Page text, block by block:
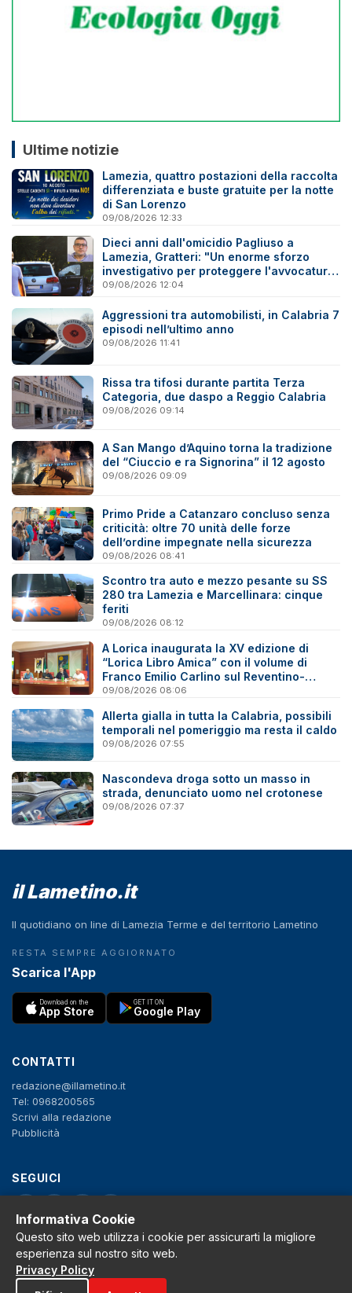
Ultime notizie
Lamezia, quattro postazioni della raccolta
differenziata e buste gratuite per la notte
di San Lorenzo
09/08/2026 12:33
Dieci anni dall'omicidio Pagliuso a
Lamezia, Gratteri: "Un enorme sforzo
investigativo per proteggere l'avvocatura
onesta"
09/08/2026 12:04
Aggressioni tra automobilisti, in Calabria 7
episodi nell’ultimo anno
09/08/2026 11:41
Rissa tra tifosi durante partita Terza
Categoria, due daspo a Reggio Calabria
09/08/2026 09:14
A San Mango d’Aquino torna la tradizione
del “Ciuccio e ra Signorina” il 12 agosto
09/08/2026 09:09
Primo Pride a Catanzaro concluso senza
criticità: oltre 70 unità delle forze
dell’ordine impegnate nella sicurezza
09/08/2026 08:41
Scontro tra auto e mezzo pesante su SS
280 tra Lamezia e Marcellinara: cinque
feriti
09/08/2026 08:12
A Lorica inaugurata la XV edizione di
“Lorica Libro Amica” con il volume di
Franco Emilio Carlino sul Reventino-
Savuto
09/08/2026 08:06
Allerta gialla in tutta la Calabria, possibili
temporali nel pomeriggio ma resta il caldo
09/08/2026 07:55
Nascondeva droga sotto un masso in
strada, denunciato uomo nel crotonese
09/08/2026 07:37
il Lametino.it
Il quotidiano on line di Lamezia Terme e del territorio Lametino
RESTA SEMPRE AGGIORNATO
Scarica l'App
Download on the
App Store
GET IT ON
Google Play
CONTATTI
redazione@illametino.it
Tel: 0968200565
Scrivi alla redazione
Pubblicità
SEGUICI
Privacy Policy
Cookie Policy
Note legali
La Redazione
Informativa Cookie
Questo sito web utilizza i cookie per assicurarti la migliore
esperienza sul nostro sito web.
Privacy Policy